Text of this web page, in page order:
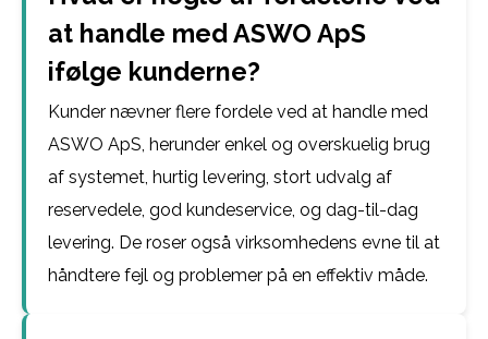
at handle med ASWO ApS
ifølge kunderne?
Kunder nævner flere fordele ved at handle med
ASWO ApS, herunder enkel og overskuelig brug
af systemet, hurtig levering, stort udvalg af
reservedele, god kundeservice, og dag-til-dag
levering. De roser også virksomhedens evne til at
håndtere fejl og problemer på en effektiv måde.